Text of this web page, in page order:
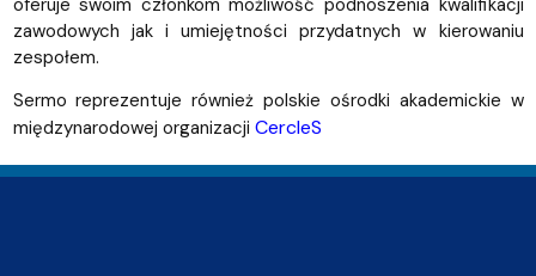
zawodowych jak i umiejętności przydatnych w kierowaniu
zespołem.
Sermo reprezentuje również polskie ośrodki akademickie w
międzynarodowej organizacji CercleS